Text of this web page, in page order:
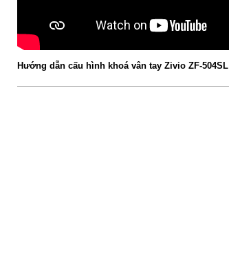
Hướng dẫn cấu hình khoá vân tay Zivio ZF-504SL